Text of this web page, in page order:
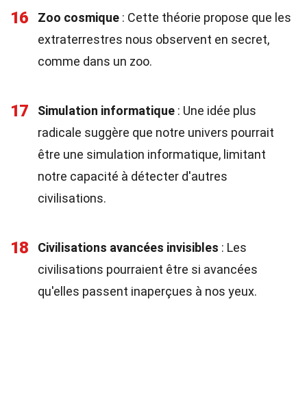
16 Zoo cosmique : Cette théorie propose que les
extraterrestres nous observent en secret,
comme dans un zoo.
17 Simulation informatique : Une idée plus
radicale suggère que notre univers pourrait
être une simulation informatique, limitant
notre capacité à détecter d'autres
civilisations.
18 Civilisations avancées invisibles : Les
civilisations pourraient être si avancées
qu'elles passent inaperçues à nos yeux.